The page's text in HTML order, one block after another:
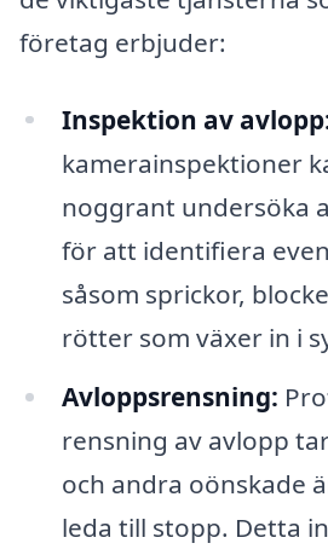
företag erbjuder:
Inspektion av
kamerainspektioner
noggrant undersöka
för att identifiera
såsom sprickor,
rötter som växer in i
Avloppsrensning:
rensning av avlopp
och andra oönskade
leda till stopp. Detta